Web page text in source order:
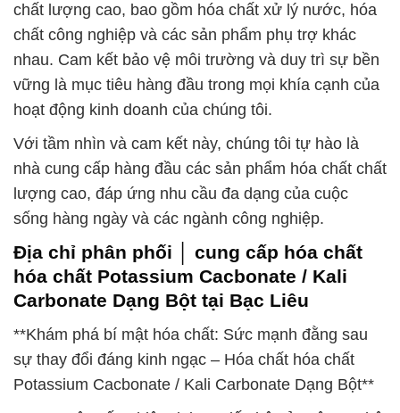
chất lượng cao, bao gồm hóa chất xử lý nước, hóa
chất công nghiệp và các sản phẩm phụ trợ khác
nhau. Cam kết bảo vệ môi trường và duy trì sự bền
vững là mục tiêu hàng đầu trong mọi khía cạnh của
hoạt động kinh doanh của chúng tôi.
Với tầm nhìn và cam kết này, chúng tôi tự hào là
nhà cung cấp hàng đầu các sản phẩm hóa chất chất
lượng cao, đáp ứng nhu cầu đa dạng của cuộc
sống hàng ngày và các ngành công nghiệp.
Địa chỉ phân phối │ cung cấp hóa chất
hóa chất Potassium Cacbonate / Kali
Carbonate Dạng Bột tại Bạc Liêu
**Khám phá bí mật hóa chất: Sức mạnh đằng sau
sự thay đổi đáng kinh ngạc – Hóa chất hóa chất
Potassium Cacbonate / Kali Carbonate Dạng Bột**